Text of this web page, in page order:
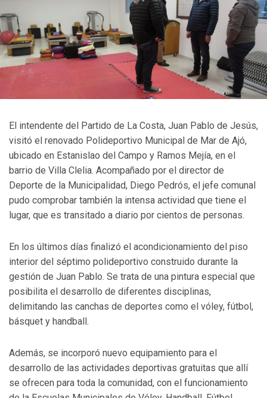
El intendente del Partido de La Costa, Juan Pablo de Jesús,
visitó el renovado Polideportivo Municipal de Mar de Ajó,
ubicado en Estanislao del Campo y Ramos Mejía, en el
barrio de Villa Clelia. Acompañado por el director de
Deporte de la Municipalidad, Diego Pedrós, el jefe comunal
pudo comprobar también la intensa actividad que tiene el
lugar, que es transitado a diario por cientos de personas.
En los últimos días finalizó el acondicionamiento del piso
interior del séptimo polideportivo construido durante la
gestión de Juan Pablo. Se trata de una pintura especial que
posibilita el desarrollo de diferentes disciplinas,
delimitando las canchas de deportes como el vóley, fútbol,
básquet y handball.
Además, se incorporó nuevo equipamiento para el
desarrollo de las actividades deportivas gratuitas que allí
se ofrecen para toda la comunidad, con el funcionamiento